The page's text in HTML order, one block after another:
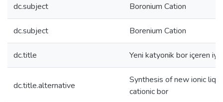
dc.subject Boronium Cation
dc.subject Borenium Cation
dc.title Yeni katyonik bor içeren
dc.title.alternative
Synthesis of new ionic
cationic bor